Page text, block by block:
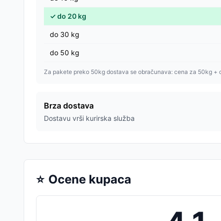
✓do 20 kg
do 30 kg
do 50 kg
Za pakete preko 50kg dostava se obračunava: cena za 50kg +
Brza dostava
Dostavu vrši kurirska služba
⭐ Ocene kupaca